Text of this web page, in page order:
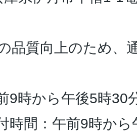
品質向上のため、
9時から午後5時30
時間：午前9時か